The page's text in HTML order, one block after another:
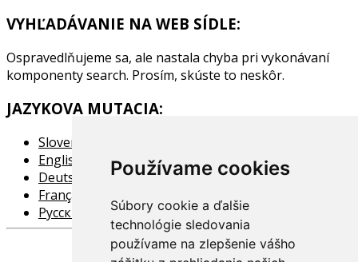
Používame cookies
Súbory cookie a ďalšie
technológie sledovania
používame na zlepšenie vášho
VYHĽADÁVANIE NA WEB SÍDLE:
Ospravedlňujeme sa, ale nastala chyba pri vykonávaní
komponenty search. Prosím, skúste to neskôr.
JAZYKOVA MUTACIA:
Slovensky
English
Deutsch
Français
Pусский